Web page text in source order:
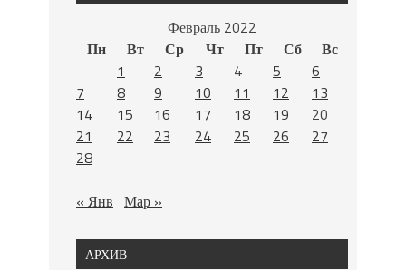
Февраль 2022
Пн
Вт Ср Чт Пт Сб
Вс
1
2 3 4 5
6
7
8 9 10 11 12
13
14
15 16 17 18 19
20
21
22 23 24 25 26
27
28
« Янв Мар »
АРХИВ